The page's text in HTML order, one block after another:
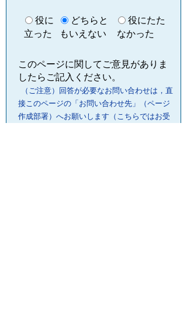
役に
立った
どちらと
もいえない
役にたた
なかった
このページに関してご意見がありま
したらご記入ください。
（ご注意）回答が必要なお問い合わせは，直
接このページの「お問い合わせ先」（ページ
作成部署）へお願いします（こちらではお受